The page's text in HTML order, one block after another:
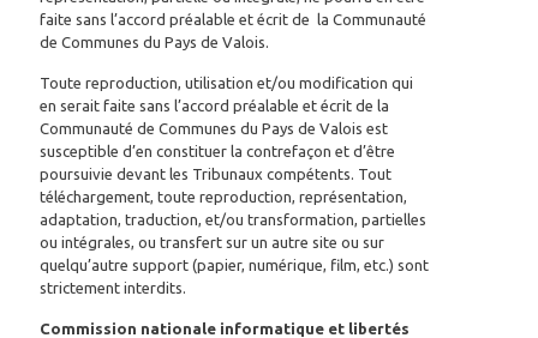
faite sans l’accord préalable et écrit de la Communauté
de Communes du Pays de Valois.
Toute reproduction, utilisation et/ou modification qui
en serait faite sans l’accord préalable et écrit de la
Communauté de Communes du Pays de Valois est
susceptible d’en constituer la contrefaçon et d’être
poursuivie devant les Tribunaux compétents. Tout
téléchargement, toute reproduction, représentation,
adaptation, traduction, et/ou transformation, partielles
ou intégrales, ou transfert sur un autre site ou sur
quelqu’autre support (papier, numérique, film, etc.) sont
strictement interdits.
Commission nationale informatique et libertés